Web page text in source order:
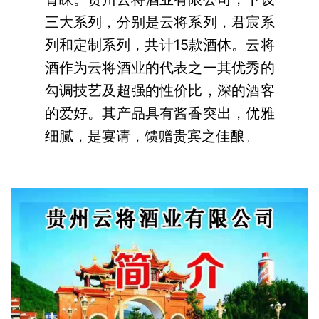
三大系列，分别是云将系列，君宸系
列和定制系列，共计15款酒体。云将
酒作为云将酒业的代表之一其优秀的
勾调技艺及超强的性价比，深的酒客
的爱好。其产品具有酱香突出，优雅
细腻，是宴请，馈赠贵宾之佳酿。